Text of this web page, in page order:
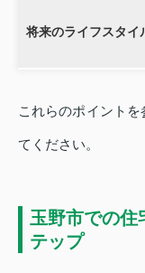
将来のライフスタイ
これらのポイント
てください。
玉野市での住
テップ